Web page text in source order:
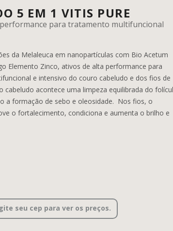
5 EM 1 VITIS PURE
para tratamento multifuncional
da Melaleuca em nanopartículas com Bio Acetum
Elemento Zinco, ativos de alta performance para
e intensivo do couro cabeludo e dos fios de
cabeludo acontece uma limpeza equilibrada do
a formação de sebo e oleosidade. Nos fios, o
o fortalecimento, condiciona e aumenta o brilho e
seu cep para ver os preços.